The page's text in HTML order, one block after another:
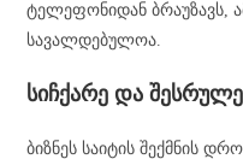
ტელეფონიდან ბრაუზავს,
სავალდებულოა.
სიჩქარე და
ბიზნეს საიტის შექმნის